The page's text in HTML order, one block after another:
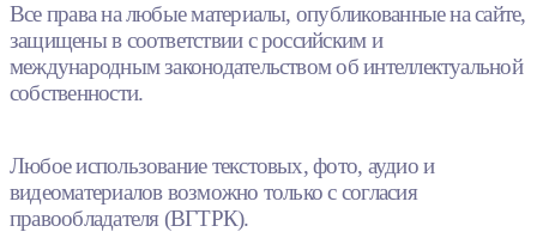
Все права на любые материалы, опубликованные на сайте,
защищены в соответствии с российским и
международным законодательством об интеллектуальной
собственности.
Любое использование текстовых, фото, аудио и
видеоматериалов возможно только с согласия
правообладателя (ВГТРК).